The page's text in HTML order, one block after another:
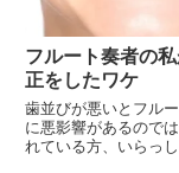
フルート奏者の
正をしたワケ
歯並びが悪いとフル
に悪影響があるので
れている方、いらっし